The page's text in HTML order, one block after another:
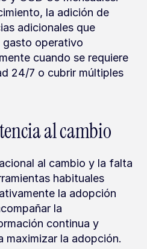
la adición de
adicionales que
gasto operativo
cuando se requiere
24/7 o cubrir múltiples
al cambio
al cambio y la falta
habituales
la adopción
la
continua y
maximizar la adopción.